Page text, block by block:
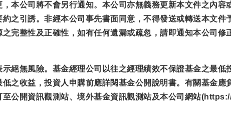
本公司將不會另行通知。本公司亦無義務更新本文件之內
之引誘。非經本公司事先書面同意，不得發送或轉送本文
完整性及正確性，如有任何遺漏或疏忽，請即通知本公司修
絕無風險。基金經理公司以往之經理績效不保證基金之最低
之收益，投資人申購前應詳閱基金公開說明書。有關基金
公開資訊觀測站、境外基金資訊觀測站及本公司網站